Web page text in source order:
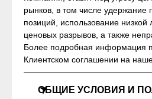
рынков, в том числе удержание
позиций, использование низкой
ценовых разрывов, а также
Более подробная информация
Клиентском соглашении на
OБЩИЕ УСЛОВИЯ И